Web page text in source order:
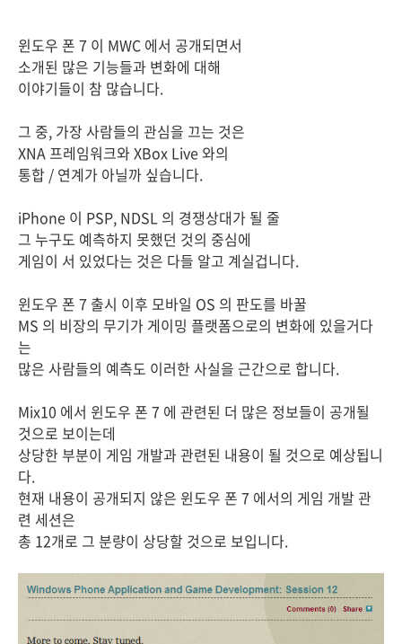
윈도우 폰 7 이 MWC 에서 공개되면서
소개된 많은 기능들과 변화에 대해
이야기들이 참 많습니다.
그 중, 가장 사람들의 관심을 끄는 것은
XNA 프레임워크와 XBox Live 와의
통합 / 연계가 아닐까 싶습니다.
iPhone 이 PSP, NDSL 의 경쟁상대가 될 줄
그 누구도 예측하지 못했던 것의 중심에
게임이 서 있었다는 것은 다들 알고 계실겁니다.
윈도우 폰 7 출시 이후 모바일 OS 의 판도를 바꿀
MS 의 비장의 무기가 게이밍 플랫폼으로의 변화에 있을거다
는
많은 사람들의 예측도 이러한 사실을 근간으로 합니다.
Mix10 에서 윈도우 폰 7 에 관련된 더 많은 정보들이 공개될
것으로 보이는데
상당한 부분이 게임 개발과 관련된 내용이 될 것으로 예상됩니
다.
현재 내용이 공개되지 않은 윈도우 폰 7 에서의 게임 개발 관
련 세션은
총 12개로 그 분량이 상당할 것으로 보입니다.